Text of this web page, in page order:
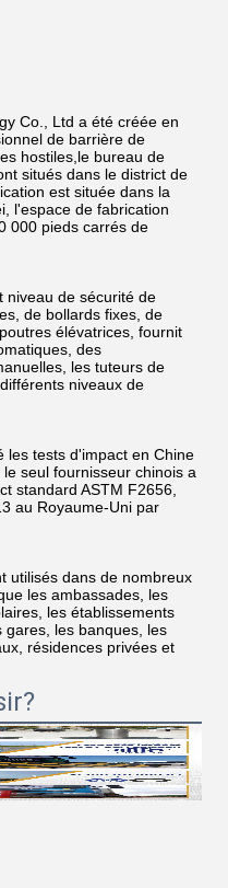
Co., Ltd a été créée en
de barrière de
hostiles,le bureau de
situés dans le district de
est située dans la
l'espace de fabrication
000 pieds carrés de
niveau de sécurité de
de bollards fixes, de
élévatrices, fournit
des
les tuteurs de
niveaux de
les tests d'impact en Chine
seul fournisseur chinois a
standard ASTM F2656,
au Royaume-Uni par
utilisés dans de nombreux
les ambassades, les
les établissements
gares, les banques, les
résidences privées et